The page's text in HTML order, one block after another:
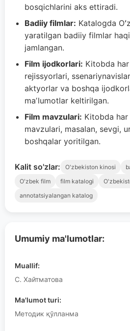
Umumiy ma'lumotlar:
Muallif:
С. Хайтматова
Ma'lumot turi:
Методик қўлланма
bosqichlarini aks ettiradi.
Badiiy filmlar: Katalogda
yaratilgan badiiy filmlar
jamlangan.
Film ijodkorlari: Kitobda
rejissyorlari,
aktyorlar va boshqa
maʼlumotlar keltirilgan.
Film mavzulari: Kitobda
mavzulari, masalan, sevgi,
boshqalar yoritilgan.
Kalit so'zlar: O'zbekiston kinosi
O'zbek film
film katalogi
annotatsiyalangan katalog